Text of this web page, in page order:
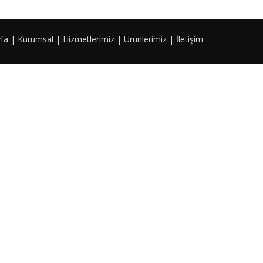
| Kurumsal | Hizmetlerimiz | Ürünlerimiz | İletişim